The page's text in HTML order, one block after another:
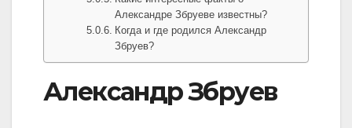
Александре Збруеве известны?
Когда и где родился Александр
Збруев?
Александр Збруев